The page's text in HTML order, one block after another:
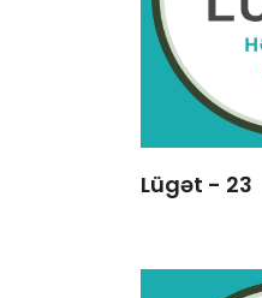
Lügət - 23